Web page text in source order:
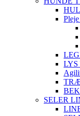
LYS
SELER